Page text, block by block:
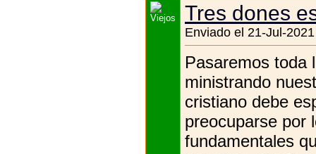
Tres dones
Enviado el 21-Jul-
Pasaremos toda
ministrando
cristiano debe
preocuparse por
fundamentales